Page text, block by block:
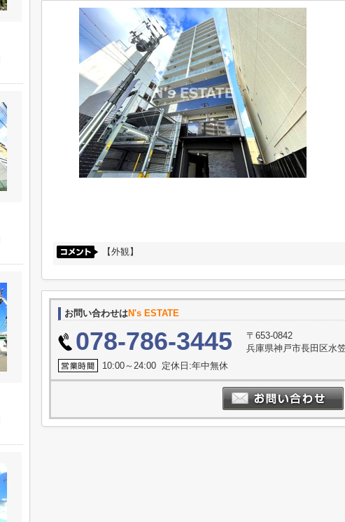
【外観】
お問い合わせはN's ESTATE
078-786-3445
〒653-0842
兵庫県神戸市長田区水
10:00～24:00 定休日:年中無休